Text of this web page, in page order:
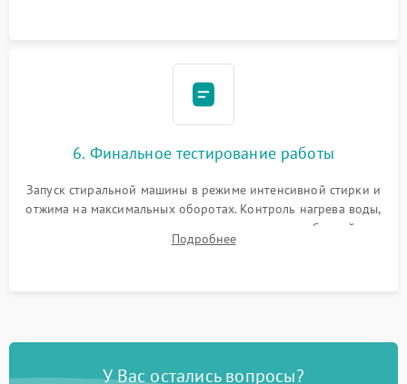
6. Финальное тестирование работы
Запуск стиральной машины в режиме интенсивной стирки и
отжима на максимальных оборотах. Контроль нагрева воды,
корректности слива, отсутствия излишних вибраций,
посторонних стуков и протечек под корпусом.
Подробнее
У Вас остались вопросы?